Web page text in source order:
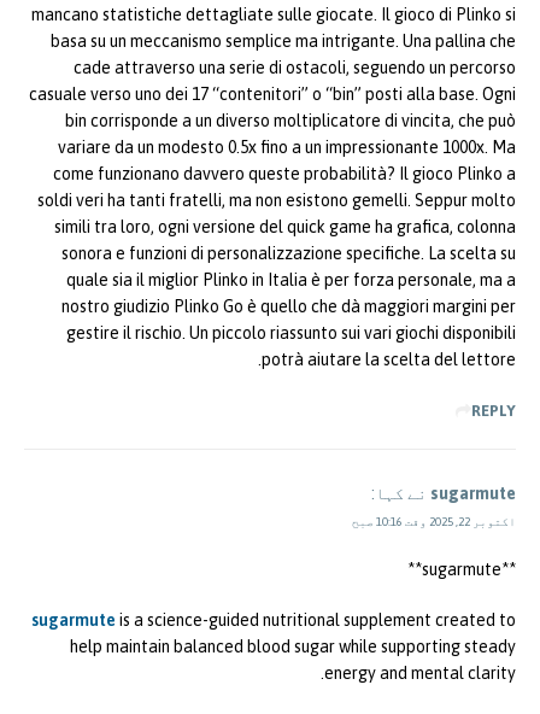
mancano statistiche dettagliate sulle giocate. Il gioco di Plinko si
basa su un meccanismo semplice ma intrigante. Una pallina che
cade attraverso una serie di ostacoli, seguendo un percorso
casuale verso uno dei 17 “contenitori” o “bin” posti alla base. Ogni
bin corrisponde a un diverso moltiplicatore di vincita, che può
variare da un modesto 0.5x fino a un impressionante 1000x. Ma
come funzionano davvero queste probabilità? Il gioco Plinko a
soldi veri ha tanti fratelli, ma non esistono gemelli. Seppur molto
simili tra loro, ogni versione del quick game ha grafica, colonna
sonora e funzioni di personalizzazione specifiche. La scelta su
quale sia il miglior Plinko in Italia è per forza personale, ma a
nostro giudizio Plinko Go è quello che dà maggiori margini per
gestire il rischio. Un piccolo riassunto sui vari giochi disponibili
potrà aiutare la scelta del lettore.
REPLY
sugarmute نے کہا:
اکتوبر 22, 2025 وقت 10:16 صبح
**sugarmute**
sugarmute is a science-guided nutritional supplement created to
help maintain balanced blood sugar while supporting steady
energy and mental clarity.